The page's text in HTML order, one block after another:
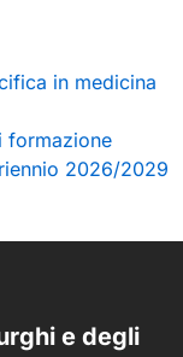
in medicina
formazione
2026/2029
e degli